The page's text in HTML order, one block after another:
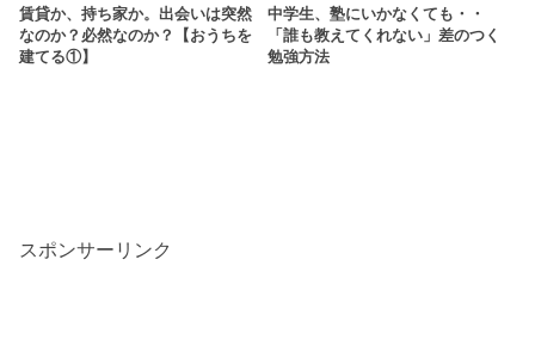
賃貸か、持ち家か。出会いは突然
なのか？必然なのか？【おうちを
建てる①】
中学生、塾にいかなくても・・
「誰も教えてくれない」差のつく
勉強方法
スポンサーリンク